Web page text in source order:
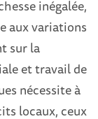
inégalée,
aux variations
sur la
et travail de
nécessite à
locaux, ceux